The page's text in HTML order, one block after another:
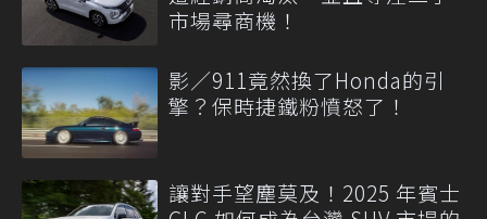
市場尋商機！
影／911竟然換了Honda的引
擎？保時捷鐵粉憤怒了！
讓對手望塵莫及！2025 年賓士